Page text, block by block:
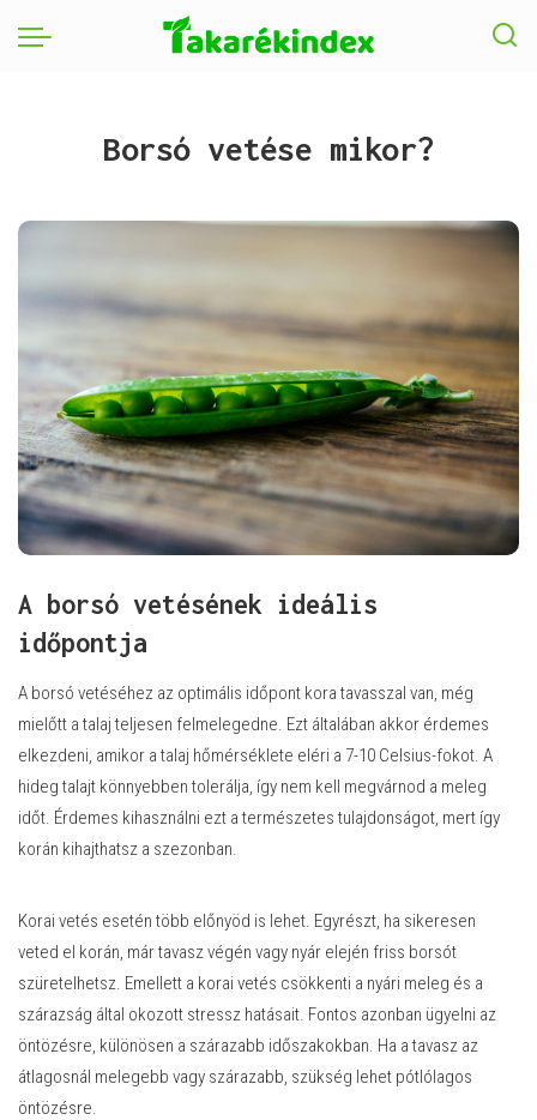
Borsó vetése mikor?
A borsó vetésének ideális
időpontja
A borsó vetéséhez az optimális időpont kora tavasszal van, még
mielőtt a talaj teljesen felmelegedne. Ezt általában akkor érdemes
elkezdeni, amikor a talaj hőmérséklete eléri a 7-10 Celsius-fokot. A
hideg talajt könnyebben tolerálja, így nem kell megvárnod a meleg
időt. Érdemes kihasználni ezt a természetes tulajdonságot, mert így
korán kihajthatsz a szezonban.
Korai vetés esetén több előnyöd is lehet. Egyrészt, ha sikeresen
veted el korán, már tavasz végén vagy nyár elején friss borsót
szüretelhetsz. Emellett a korai vetés csökkenti a nyári meleg és a
szárazság által okozott stressz hatásait. Fontos azonban ügyelni az
öntözésre, különösen a szárazabb időszakokban. Ha a tavasz az
átlagosnál melegebb vagy szárazabb, szükség lehet pótlólagos
öntözésre.